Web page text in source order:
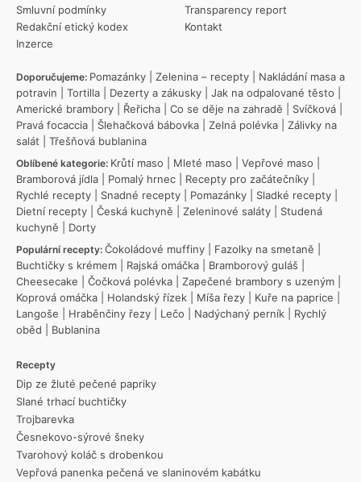
Smluvní podmínky
Redakční etický kodex
Inzerce
Transparency report
Kontakt
Doporučujeme: Pomazánky Zelenina – recepty
Nakládání masa a
potravin
Tortilla Dezerty a zákusky Jak na odpalované těsto
Americké brambory
Řeřicha Co se děje na zahradě Svíčková
Pravá focaccia
Šlehačková bábovka Zelná polévka
Zálivky na
salát
Třešňová bublanina
Oblíbené kategorie: Krůtí maso Mleté maso Vepřové maso
Bramborová jídla
Pomalý hrnec Recepty pro začátečníky
Rychlé recepty
Snadné recepty Pomazánky Sladké recepty
Dietní recepty
Česká kuchyně Zeleninové saláty
Studená
kuchyně
Dorty
Populární recepty: Čokoládové muffiny Fazolky na smetaně
Buchtičky s krémem
Rajská omáčka Bramborový guláš
Cheesecake
Čočková polévka Zapečené brambory s uzeným
Koprová omáčka
Holandský řízek Míša řezy Kuře na paprice
Langoše
Hraběnčiny řezy Lečo Nadýchaný perník
Rychlý
oběd
Bublanina
Recepty
Dip ze žluté pečené papriky
Slané trhací buchtičky
Trojbarevka
Česnekovo-sýrové šneky
Tvarohový koláč s drobenkou
Vepřová panenka pečená ve slaninovém kabátku